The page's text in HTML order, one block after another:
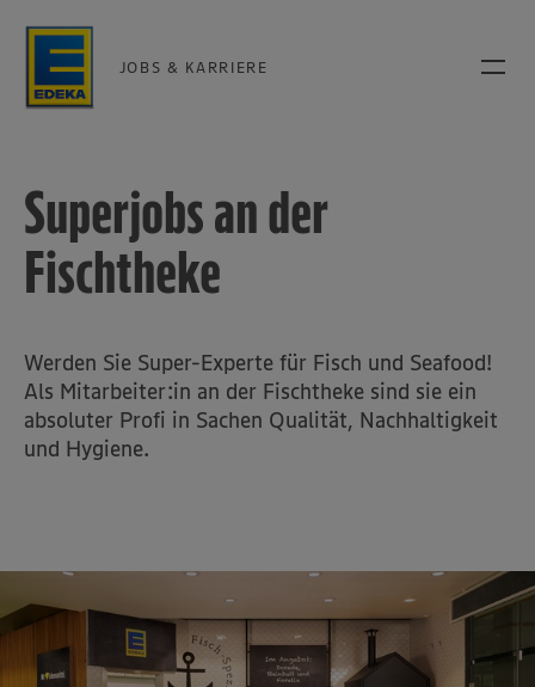
JOBS & KARRIERE
Superjobs an der
Fischtheke
Werden Sie Super-Experte für Fisch und Seafood!
Als Mitarbeiter:in an der Fischtheke sind sie ein
absoluter Profi in Sachen Qualität, Nachhaltigkeit
und Hygiene.